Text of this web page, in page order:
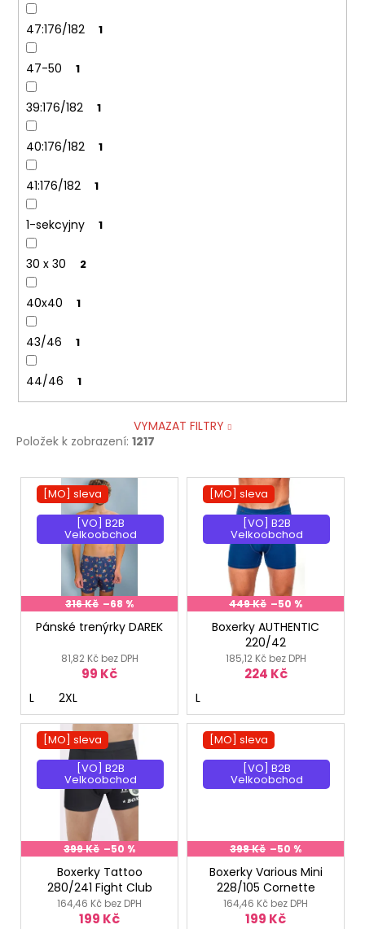
47:176/182 1
47-50 1
39:176/182 1
40:176/182 1
41:176/182 1
1-sekcyjny 1
30 x 30 2
40x40 1
43/46 1
44/46 1
VYMAZAT FILTRY
Položek k zobrazení: 1217
V
r
t
[MO] sleva
[VO] B2B
Velkoobchod
316 Kč –68 %
Pánské trenýrky DAREK
81,82 Kč bez DPH
99 Kč
L 2XL
[MO] sleva
[VO] B2B
Velkoobchod
449 Kč –50 %
Boxerky AUTHENTIC
220/42
185,12 Kč bez DPH
224 Kč
L
[MO] sleva
[VO] B2B
Velkoobchod
399 Kč –50 %
Boxerky Tattoo
280/241 Fight Club
164,46 Kč bez DPH
199 Kč
[MO] sleva
[VO] B2B
Velkoobchod
398 Kč –50 %
Boxerky Various Mini
228/105 Cornette
164,46 Kč bez DPH
199 Kč